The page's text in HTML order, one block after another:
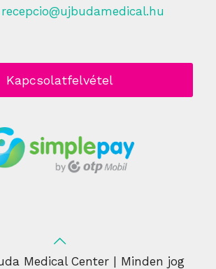
recepcio@ujbudamedical.hu
Kapcsolatfelvétel
Medical Center | Minden jog